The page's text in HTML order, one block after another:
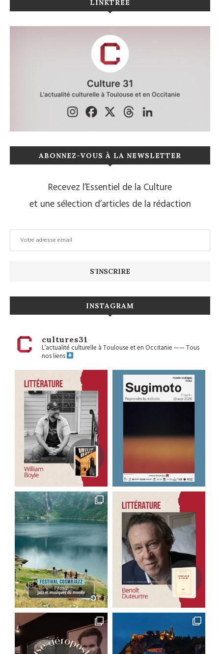
LINKTREE
ABONNEZ-VOUS À LA NEWSLETTER
Recevez l’Essentiel de la Culture
et une sélection d’articles de la rédaction
INSTAGRAM
cultures31
L’actualité culturelle à Toulouse et en Occitanie——Tous
nos liens